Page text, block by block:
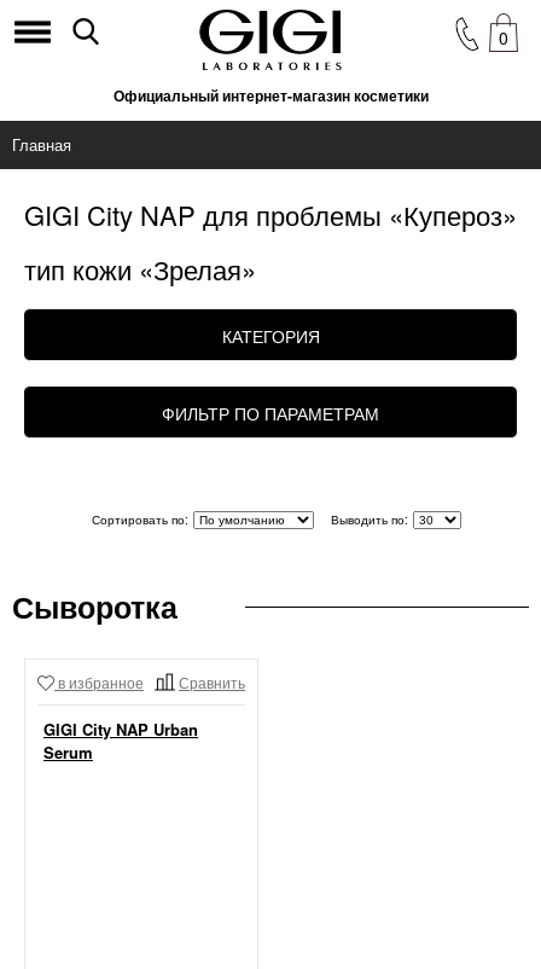
Официальный интернет-магазин косметики
0
Главная
КАТЕГОРИЯ
ФИЛЬТР ПО ПАРАМЕТРАМ
GIGI City NAP для проблемы «Купероз»
тип кожи «Зрелая»
Сортировать по: Выводить по:
Сыворотка
в избранное Сравнить
GIGI City NAP Urban
Serum